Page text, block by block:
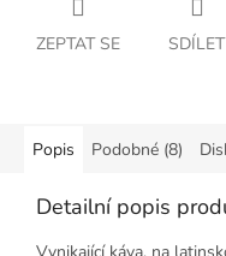
ZEPTAT SE SDÍLET
Popis Podobné (8)
Detailní popis
Vynikající káva, na